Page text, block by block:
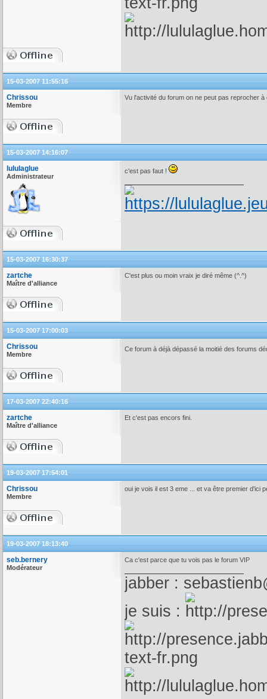
15-03-2007 11:55:16
Chrissou
Membre
Vu l'activité du forum on ne peut pas reprocher à
15-03-2007 14:16:07
lululaglue
Administrateur
c'est pas faut !
15-03-2007 16:30:37
zartche
Maître d'alliance
C'est plus ou moin vraix je diré même (^.^)
15-03-2007 17:00:03
Chrissou
Membre
Ce forum à déjà dépassé la moitié des forums
17-03-2007 22:40:16
zartche
Maître d'alliance
Et c'est pas encors fini.
19-03-2007 17:54:01
Chrissou
Membre
oui je vois il est 3 eme ... et va être premier d'ici
19-03-2007 18:13:40
seb.bernery
Modérateur
Ca c'est parce que tu vois pas le forum VIP
jabber :
je suis :